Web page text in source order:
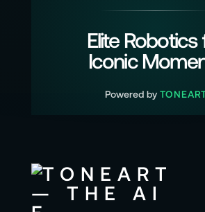
Elite Robotics
Iconic
Powered by